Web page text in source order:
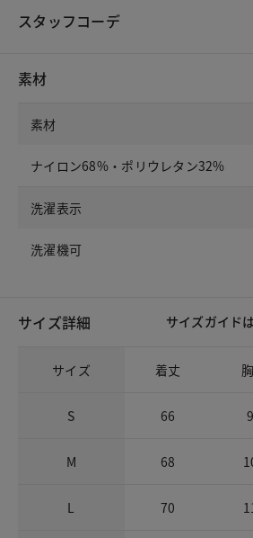
スタッフコーデ
素材
素材
ナイロン68%・ポリウレタン32%
洗濯表示
洗濯機可
サイズ詳細 サイズガイドは
サイズ 着丈
S 66
M 68
L 70